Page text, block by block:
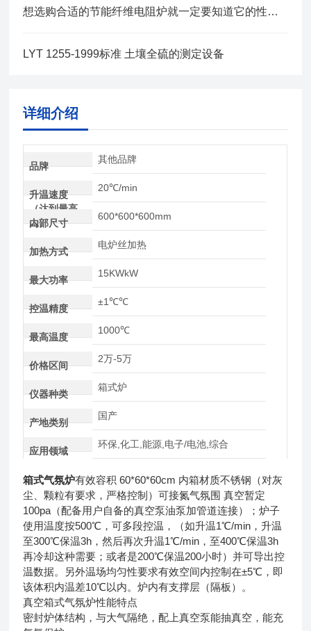
想选购合适的节能纤维电阻炉就一定要知道它的性能特点和技术参数
LYT 1255-1999标准 土壤全硫的测定设备
详细介绍
品牌
其他品牌
升温速度
（达到最高
温）
20℃/min
内部尺寸
600*600*600mm
加热方式
电炉丝加热
最大功率
15KWkW
控温精度
±1℃℃
最高温度
1000℃
价格区间
2万-5万
仪器种类
箱式炉
产地类别
国产
应用领域
环保,化工,能源,电子/电池,综合
箱式气氛炉有效容积 60*60*60cm 内箱材质不锈钢（对灰
尘、颗粒有要求，严格控制）可接氮气氛围 真空暂定
100pa（配备用户自备的真空泵油泵加管道连接）；炉子
使用温度按500℃，可多段控温，（如升温1℃/min，升温
至300℃保温3h，然后再次升温1℃/min，至400℃保温3h
再冷却这种需要；或者是200℃保温200小时）并可导出控
温数据。另外温场均匀性要求有效空间内控制在±5℃，即
该体积内温差10℃以内。炉内有支撑层（隔板）。
真空箱式气氛炉性能特点
密封炉体结构，与大气隔绝，配上真空泵能抽真空，能充